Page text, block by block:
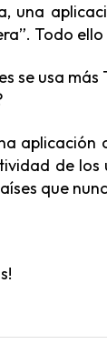
una
Todo
se usa
de
que